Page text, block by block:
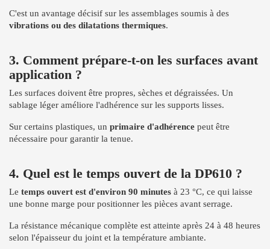
C'est un avantage décisif sur les assemblages soumis à des
vibrations ou des dilatations thermiques.
3. Comment prépare-t-on les surfaces avant
application ?
Les surfaces doivent être propres, sèches et dégraissées. Un
sablage léger améliore l'adhérence sur les supports lisses.
Sur certains plastiques, un primaire d'adhérence peut être
nécessaire pour garantir la tenue.
4. Quel est le temps ouvert de la DP610 ?
Le temps ouvert est d'environ 90 minutes à 23 °C, ce qui laisse
une bonne marge pour positionner les pièces avant serrage.
La résistance mécanique complète est atteinte après 24 à 48 heures
selon l'épaisseur du joint et la température ambiante.